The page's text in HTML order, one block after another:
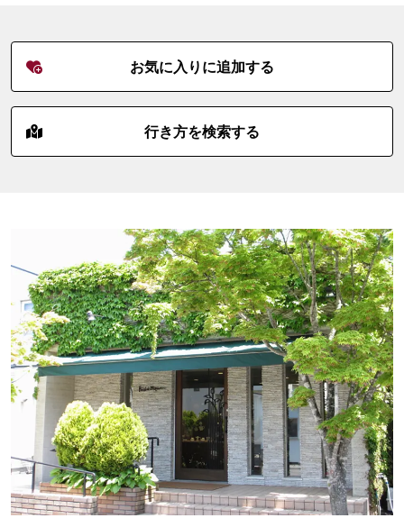
お気に入りに追加する
行き方を検索する